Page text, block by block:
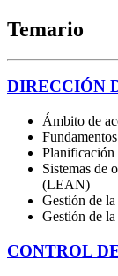
Temario
DIRECCIÓN
Ámbito de
Planificación
Sistemas de
(LEAN)
Gestión de
Gestión de
CONTROL